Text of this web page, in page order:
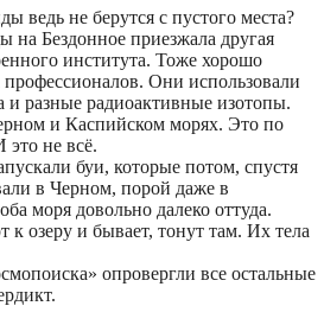
ведь не берутся с пустого места?
на Бездонное приезжала другая
института. Тоже хорошо
профессионалов. Они использовали
разные радиоактивные изотопы.
и Каспийском морях. Это по
не всё.
буи, которые потом, спустя
в Черном, порой даже в
моря довольно далеко оттуда.
к озеру и бывает, тонут там. Их тела
опровергли все остальные